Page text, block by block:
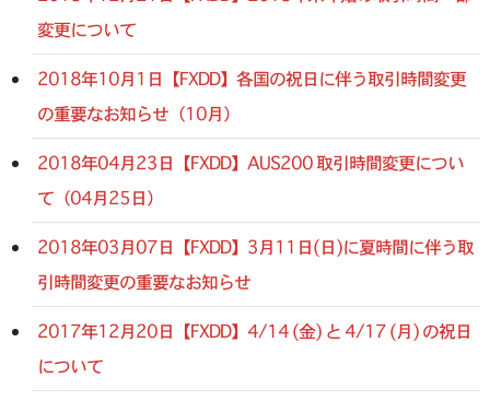
変更について
2018年10月1日【FXDD】各国の祝日に伴う取引時間変更
の重要なお知らせ（10月）
2018年04月23日【FXDD】AUS200 取引時間変更につい
て（04月25日）
2018年03月07日【FXDD】3月11日(日)に夏時間に伴う取
引時間変更の重要なお知らせ
2017年12月20日【FXDD】4/14 (金) と 4/17 (月) の祝日
について